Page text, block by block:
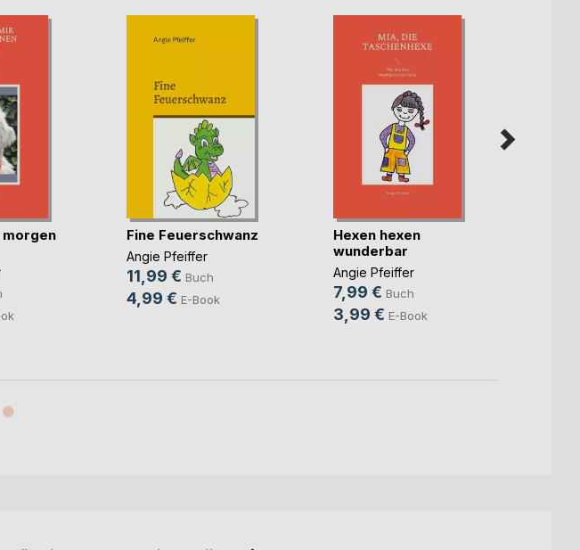
morgen
Fine Feuerschwanz
Angie Pfeiffer
11,99 € Buch
4,99 € E-Book
Hexen hexen
wunderbar
Angie Pfeiffer
7,99 € Buch
3,99 € E-Book